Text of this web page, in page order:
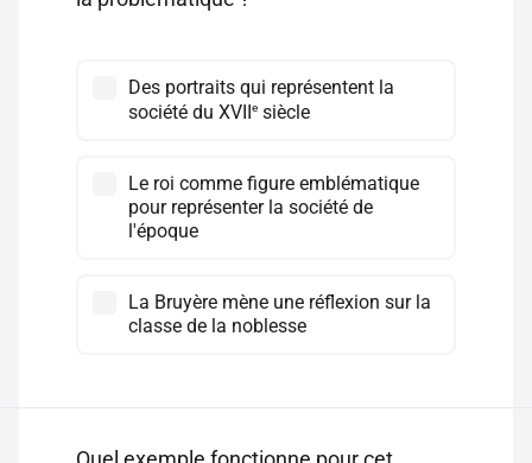
Des portraits qui représentent la
société du XVII
e siècle
Le roi comme figure emblématique
pour représenter la société de
l'époque
La Bruyère mène une réflexion sur la
classe de la noblesse